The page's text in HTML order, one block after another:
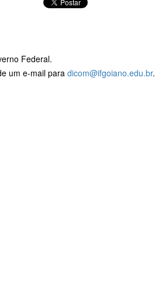
Federal.
um e-mail para dicom@ifgoiano.edu.br.